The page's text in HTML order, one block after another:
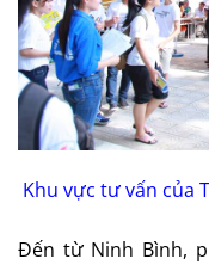
Khu vực tư vấn của
Đến từ Ninh Bình,